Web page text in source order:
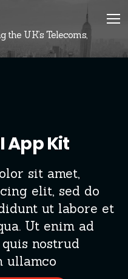
UK’s Telecoms,
App Kit
sit amet,
elit, sed do
ut labore et
Ut enim ad
nostrud
ullamco